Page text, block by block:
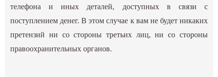
телефона и иных деталей, доступных в связи с
поступлением денег. В этом случае к вам не будет никаких
претензий ни со стороны третьих лиц, ни со стороны
правоохранительных органов.